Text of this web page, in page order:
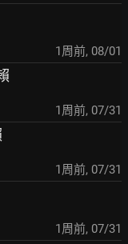
1周前, 08/01
1周前, 07/31
1周前, 07/31
1周前, 07/31